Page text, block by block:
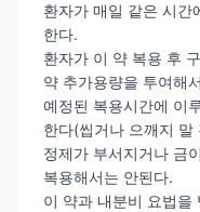
환자가 매일 같은 시간
한다.
환자가 이 약 복용 후
약 추가용량을 투여해
예정된 복용시간에 이
한다(씹거나 으깨지
정제가 부서지거나 금
복용해서는 안된다.
이 약과 내분비 요법을